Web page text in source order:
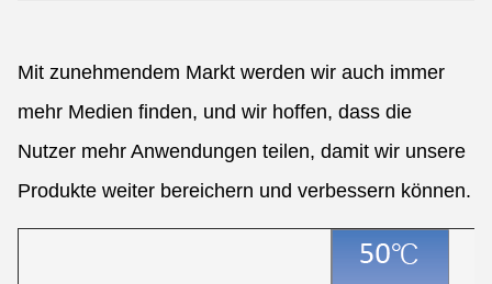
Mit zunehmendem Markt werden wir auch immer
mehr Medien finden, und wir hoffen, dass die
Nutzer mehr Anwendungen teilen, damit wir unsere
Produkte weiter bereichern und verbessern können.